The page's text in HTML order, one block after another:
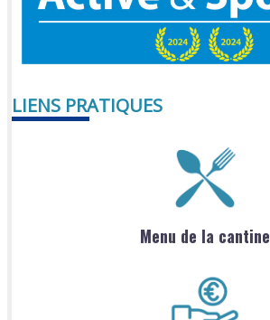
LIENS PRATIQUES
Menu de la cantine